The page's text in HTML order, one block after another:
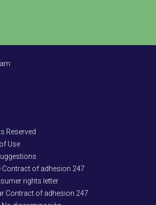
Reserved
Use
of adhesion 247
rights letter
Contract of adhesion 247